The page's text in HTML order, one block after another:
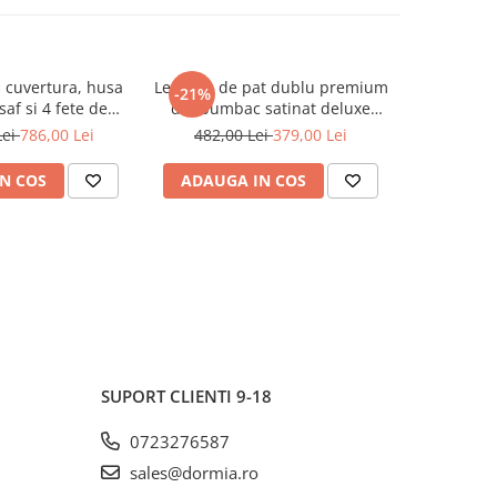
husa
si 4 fete de
satinat tesatura
786,00 Lei
COS
-21%
Lenjerie de pat dublu premium
din bumbac satinat deluxe
100% TAC, Vanessa
482,00 Lei379,00 Lei
ADAUGA IN COS
SUPORT CLIENTI 9-18
0723276587
sales@dormia.ro